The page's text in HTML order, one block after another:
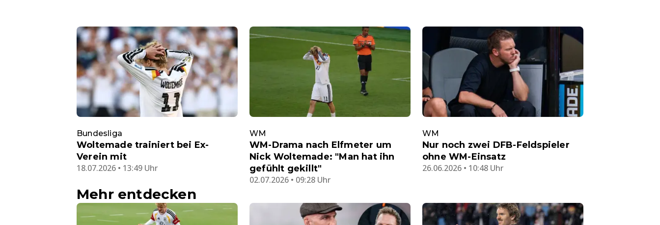
Bundesliga
Woltemade trainiert bei Ex-
Verein mit
18.07.2026 • 13:49 Uhr
WM
WM-Drama nach Elfmeter um
Nick Woltemade: "Man hat ihn
gefühlt gekillt"
02.07.2026 • 09:28 Uhr
WM
Nur noch zwei DFB-Feldspieler
ohne WM-Einsatz
26.06.2026 • 10:48 Uhr
Mehr entdecken